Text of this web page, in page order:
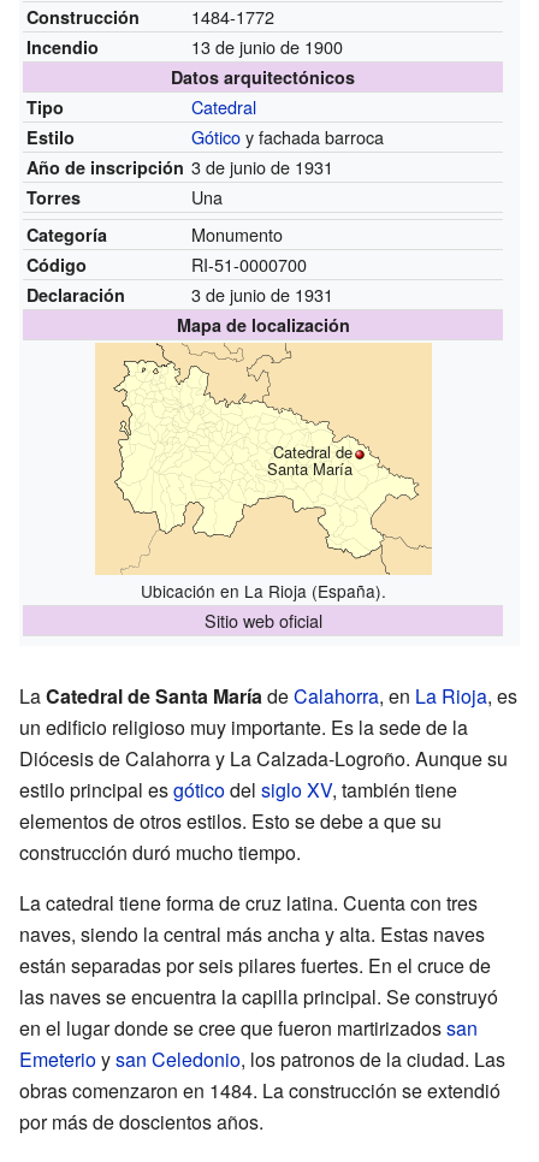
Construcción 1484-1772
Incendio 13 de junio de 1900
Datos arquitectónicos
Tipo
Catedral
Estilo Góticoy fachada barroca
Año de inscripción 3 de junio de 1931
Torres Una
Categoría Monumento
Código RI-51-0000700
Declaración 3 de junio de 1931
Mapa de localización
Catedral de
Santa María
Ubicación en La Rioja (España).
Sitio web oficial
LaCatedral de Santa MaríadeCalahorra, en La Rioja, es
un edificio religioso muy importante. Es la sede de la
Diócesis de Calahorra y La Calzada-Logroño. Aunque su
estilo principal esgóticodel siglo XV, también tiene
elementos de otros estilos. Esto se debe a que su
construcción duró mucho tiempo.
La catedral tiene forma de cruz latina. Cuenta con tres
naves, siendo la central más ancha y alta. Estas naves
están separadas por seis pilares fuertes. En el cruce de
las naves se encuentra la capilla principal. Se construyó
en el lugar donde se cree que fueron martirizadossan
Emeterioysan Celedonio, los patronos de la ciudad. Las
obras comenzaron en 1484. La construcción se extendió
por más de doscientos años.